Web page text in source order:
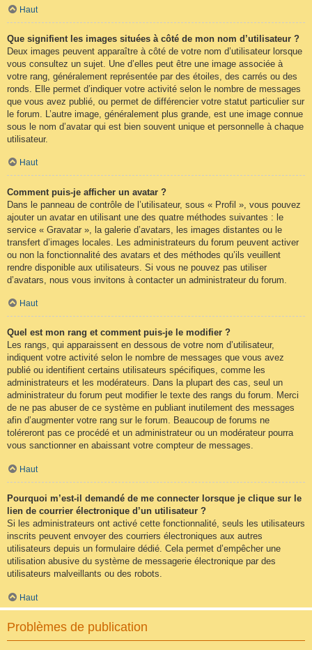
Haut
Que signifient les images situées à côté de mon nom d’utilisateur ?
Deux images peuvent apparaître à côté de votre nom d’utilisateur lorsque
vous consultez un sujet. Une d’elles peut être une image associée à
votre rang, généralement représentée par des étoiles, des carrés ou des
ronds. Elle permet d’indiquer votre activité selon le nombre de messages
que vous avez publié, ou permet de différencier votre statut particulier sur
le forum. L’autre image, généralement plus grande, est une image connue
sous le nom d’avatar qui est bien souvent unique et personnelle à chaque
utilisateur.
Haut
Comment puis-je afficher un avatar ?
Dans le panneau de contrôle de l’utilisateur, sous « Profil », vous pouvez
ajouter un avatar en utilisant une des quatre méthodes suivantes : le
service « Gravatar », la galerie d’avatars, les images distantes ou le
transfert d’images locales. Les administrateurs du forum peuvent activer
ou non la fonctionnalité des avatars et des méthodes qu’ils veuillent
rendre disponible aux utilisateurs. Si vous ne pouvez pas utiliser
d’avatars, nous vous invitons à contacter un administrateur du forum.
Haut
Quel est mon rang et comment puis-je le modifier ?
Les rangs, qui apparaissent en dessous de votre nom d’utilisateur,
indiquent votre activité selon le nombre de messages que vous avez
publié ou identifient certains utilisateurs spécifiques, comme les
administrateurs et les modérateurs. Dans la plupart des cas, seul un
administrateur du forum peut modifier le texte des rangs du forum. Merci
de ne pas abuser de ce système en publiant inutilement des messages
afin d’augmenter votre rang sur le forum. Beaucoup de forums ne
toléreront pas ce procédé et un administrateur ou un modérateur pourra
vous sanctionner en abaissant votre compteur de messages.
Haut
Pourquoi m’est-il demandé de me connecter lorsque je clique sur le
lien de courrier électronique d’un utilisateur ?
Si les administrateurs ont activé cette fonctionnalité, seuls les utilisateurs
inscrits peuvent envoyer des courriers électroniques aux autres
utilisateurs depuis un formulaire dédié. Cela permet d’empêcher une
utilisation abusive du système de messagerie électronique par des
utilisateurs malveillants ou des robots.
Haut
Problèmes de publication